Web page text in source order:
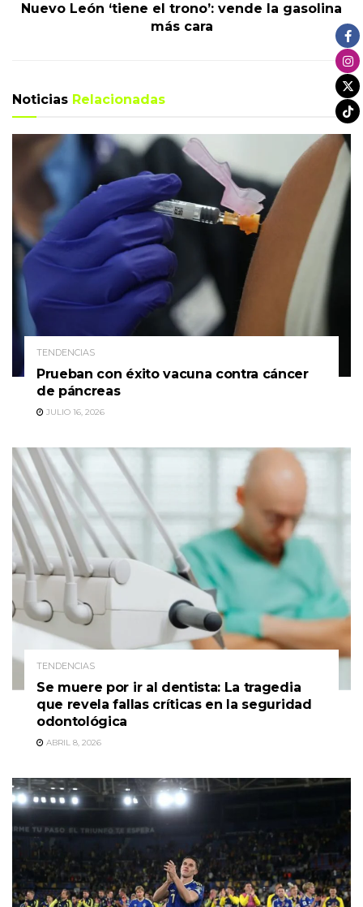
Nuevo León ‘tiene el trono’: vende la gasolina
más cara
Noticias Relacionadas
TENDENCIAS
Prueban con éxito vacuna contra cáncer
de páncreas
JULIO 16, 2026
TENDENCIAS
Se muere por ir al dentista: La tragedia
que revela fallas críticas en la seguridad
odontológica
ABRIL 8, 2026